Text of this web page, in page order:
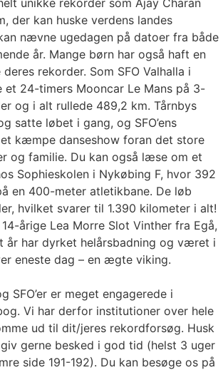
der kan huske verdens landes
nævne ugedagen på datoer fra både
år. Mange børn har også haft en
rekorder. Som SFO Valhalla i
et 24-timers Mooncar Le Mans på 3-
og i alt rullede 489,2 km. Tårnbys
satte løbet i gang, og SFO’ens
kæmpe danseshow foran det store
og familie. Du kan også læse om et
Sophieskolen i Nykøbing F, hvor 392
en 400-meter atletikbane. De løb
hvilket svarer til 1.390 kilometer i alt!
årige Lea Morre Slot Vinther fra Egå,
år har dyrket helårsbadning og været i
eneste dag – en ægte viking.
SFO’er er meget engagerede i
Vi har derfor institutioner over hele
ud til dit/jeres rekordforsøg. Husk
gerne besked i god tid (helst 3 uger
side 191-192). Du kan besøge os på